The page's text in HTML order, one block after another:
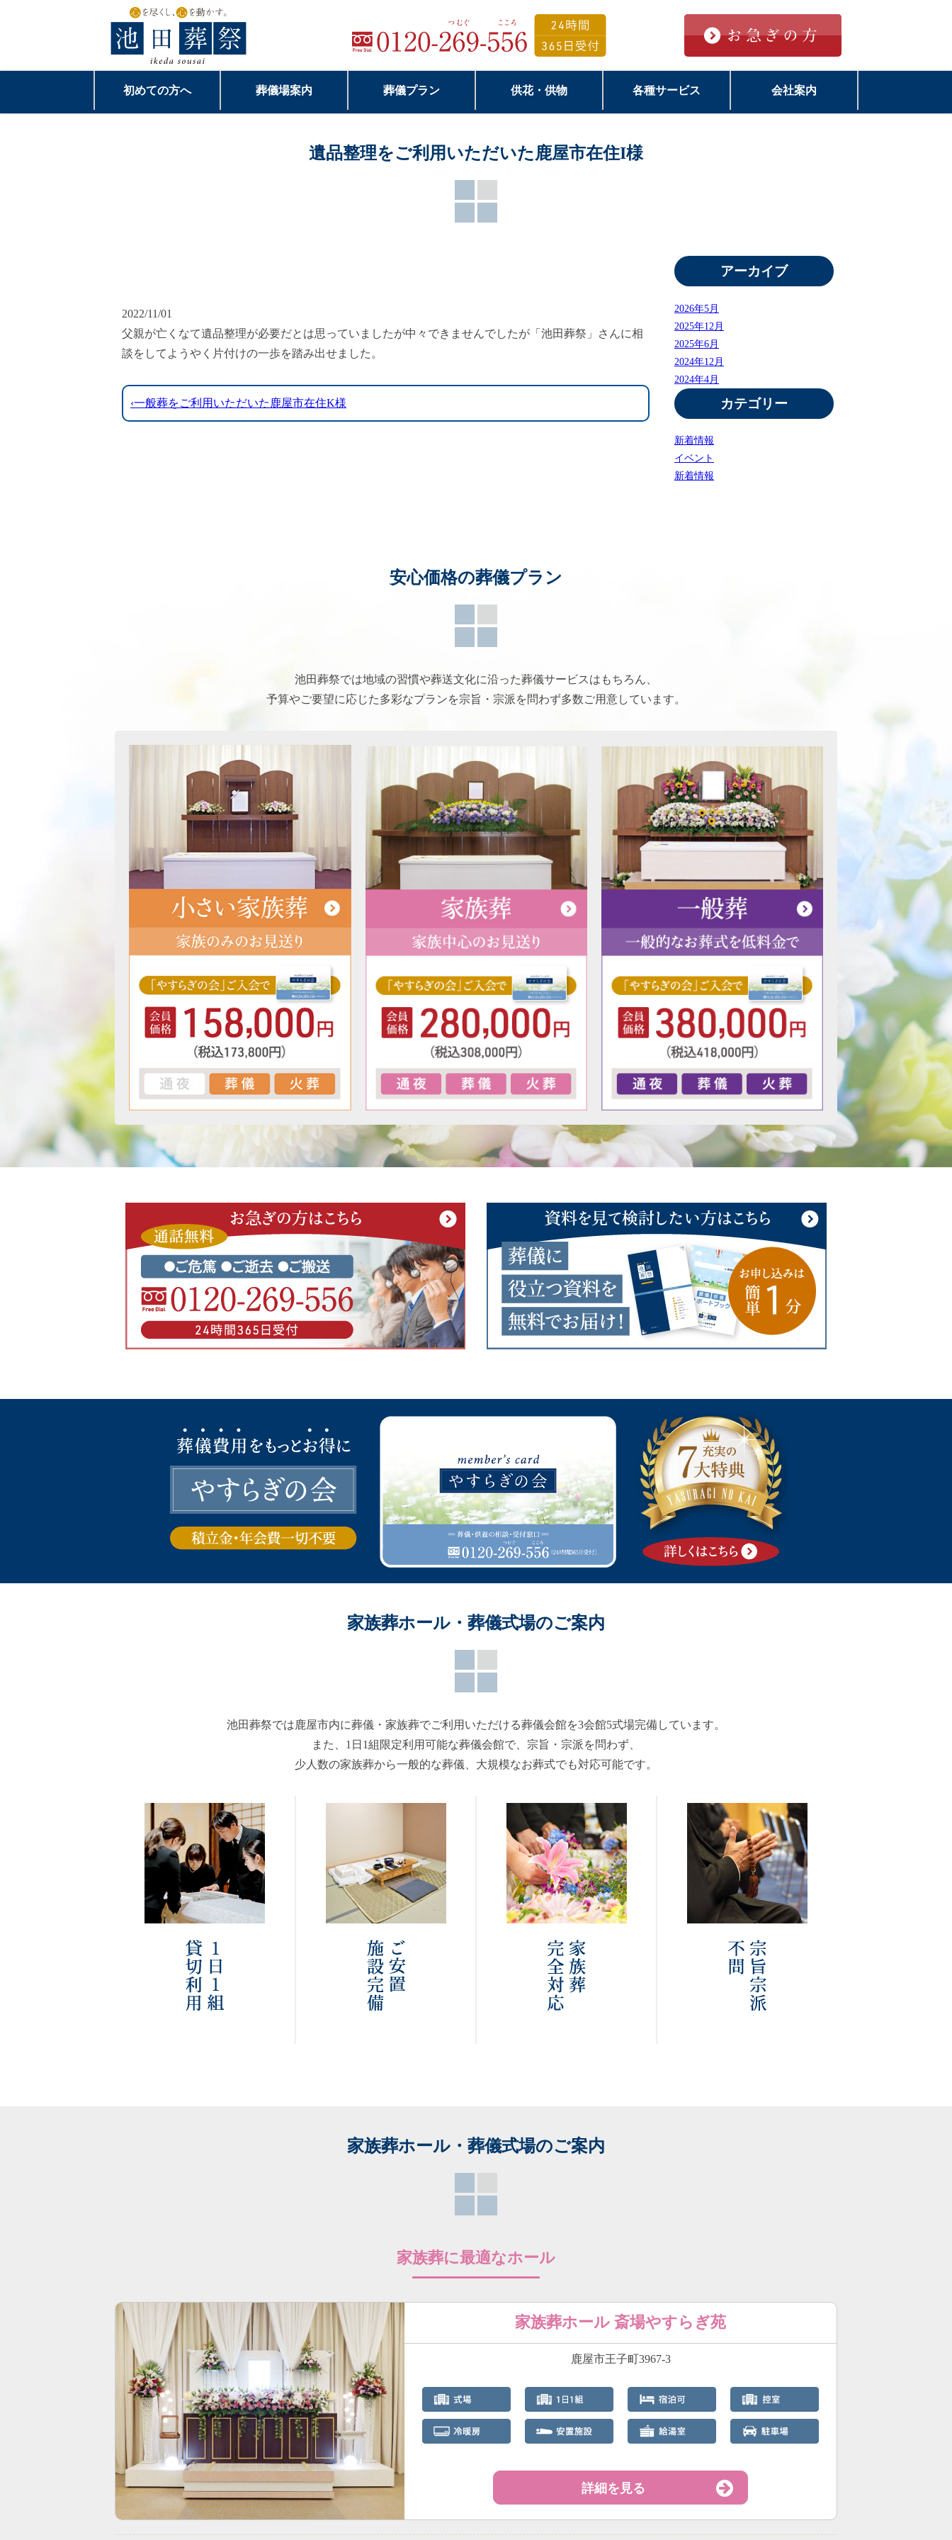
初めての方へ 葬儀場案内 葬儀プラン 供花・供物 各種サービス 会社案内
遺品整理をご利用いただいた鹿屋市在住I様
2022/11/01
父親が亡くなて遺品整理が必要だとは思っていましたが中々できませんでしたが「池田葬祭」さんに相
談をしてようやく片付けの一歩を踏み出せました。
‹一般葬をご利用いただいた鹿屋市在住K様
アーカイブ
2026年5月
2025年12月
2025年6月
2024年12月
2024年4月
カテゴリー
新着情報
イベント
新着情報
安心価格の葬儀プラン
池田葬祭では地域の習慣や葬送文化に沿った葬儀サービスはもちろん、
予算やご要望に応じた多彩なプランを宗旨・宗派を問わず多数ご用意しています。
家族葬ホール・葬儀式場のご案内
池田葬祭では鹿屋市内に葬儀・家族葬でご利用いただける葬儀会館を3会館5式場完備しています。
また、1日1組限定利用可能な葬儀会館で、宗旨・宗派を問わず、
少人数の家族葬から一般的な葬儀、大規模なお葬式でも対応可能です。
家族葬ホール・葬儀式場のご案内
家族葬に最適なホール
家族葬ホール 斎場やすらぎ苑
鹿屋市王子町3967-3
詳細を見る